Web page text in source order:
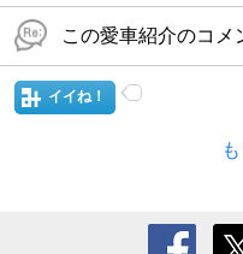
この愛車紹介のコメ
イイね！